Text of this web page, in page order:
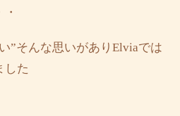
”そんな思いがありElviaでは
した